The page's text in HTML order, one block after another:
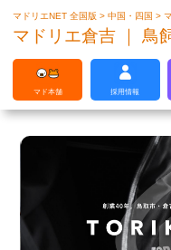
マドリエ
クリアし
マドリエNET 全国版>中国・四国>
マドリエ倉吉 ｜ 鳥
マド本舗 採用情報